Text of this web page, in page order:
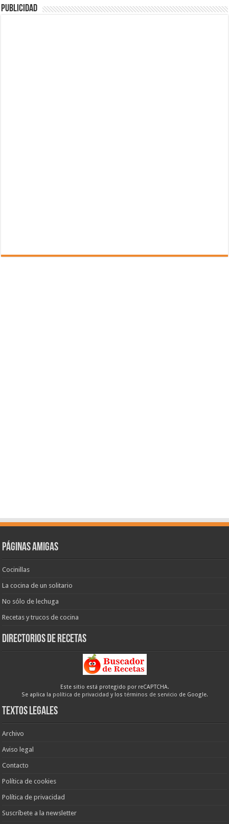
Publicidad
Páginas amigas
Cocinillas
La cocina de un solitario
No sólo de lechuga
Recetas y trucos de cocina
Directorios de recetas
Este sitio está protegido por reCAPTCHA.
Se aplica la política de privacidad y los términos de servicio de Google.
Textos legales
Archivo
Aviso legal
Contacto
Política de cookies
Política de privacidad
Suscríbete a la newsletter